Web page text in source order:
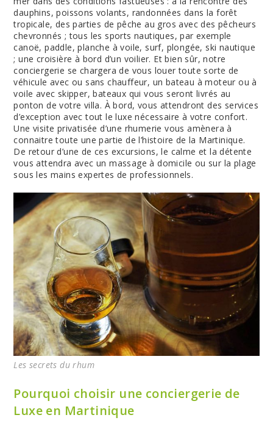
dauphins, poissons volants, randonnées dans la forêt
tropicale, des parties de pêche au gros avec des pêcheurs
chevronnés ; tous les sports nautiques, par exemple
canoë, paddle, planche à voile, surf, plongée, ski nautique
; une croisière à bord d’un voilier. Et bien sûr, notre
conciergerie se chargera de vous louer toute sorte de
véhicule avec ou sans chauffeur, un bateau à moteur ou à
voile avec skipper, bateaux qui vous seront livrés au
ponton de votre villa. À bord, vous attendront des services
d’exception avec tout le luxe nécessaire à votre confort.
Une visite privatisée d’une rhumerie vous amènera à
connaitre toute une partie de l’histoire de la Martinique.
De retour d’une de ces excursions, le calme et la détente
vous attendra avec un massage à domicile ou sur la plage
sous les mains expertes de professionnels.
Les secrets du rhum
Pourquoi choisir une conciergerie de
Luxe en Martinique